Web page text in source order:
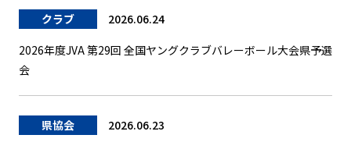
クラブ 2026.06.24
2026年度JVA 第29回 全国ヤングクラブバレーボール大会県予選
会
県協会 2026.06.23